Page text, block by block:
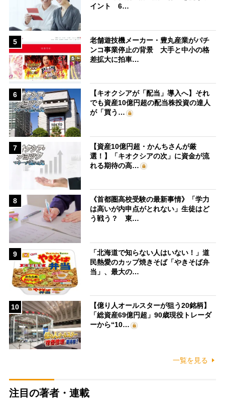
イント 6…
5
老舗遊技機メーカー・豊丸産業がパチ
ンコ事業停止の背景 大手と中小の格
差拡大に拍車…
6
【キオクシアが「配当」導入へ】それ
でも資産10億円超の配当株投資の達人
が「買う…
7
【資産10億円超・かんちさんが厳
選！】「キオクシアの次」に資金が流
れる期待の高…
8
《首都圏高校受験の最新事情》「学力
は高いが内申点がとれない」生徒はど
う戦う？ 東…
9
「北海道で知らない人はいない！」道
民熱愛のカップ焼きそば「やきそば弁
当」、最大の…
10
【億り人オールスターが狙う20銘柄】
「総資産69億円超」90歳現役トレーダ
ーから“10…
一覧を見る
注目の著者・連載